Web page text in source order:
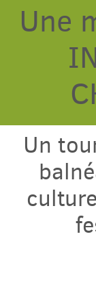
Chambres
Tarif &
Domaine
Accès &
Une
Un